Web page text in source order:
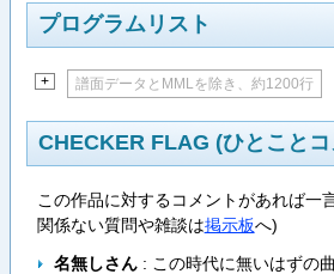
プログラムリスト
+ 譜面データとMMLを除き、約1200行
CHECKER FLAG (ひとこと
この作品に対するコメントがあれば一
関係ない質問や雑談は掲示板へ)
名無しさん: この時代に無いはずの